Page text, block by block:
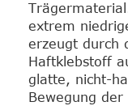
extrem
erzeugt durch
Haftklebstoff
glatte, nicht-
Bewegung